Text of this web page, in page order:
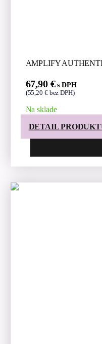
AMPLIFY
67,90 €s DPH
(55,20 €bez DPH)
Na sklade
DETAIL